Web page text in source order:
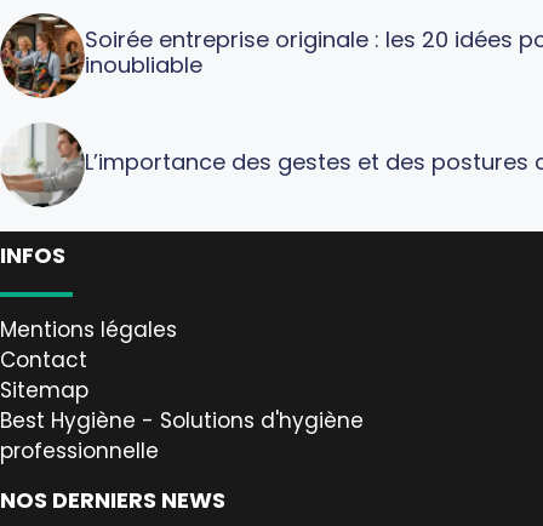
Soirée entreprise originale : les 20 idées
inoubliable
L’importance des gestes et des postures
INFOS
Mentions légales
Contact
Sitemap
Best Hygiène - Solutions d'hygiène
professionnelle
NOS DERNIERS NEWS